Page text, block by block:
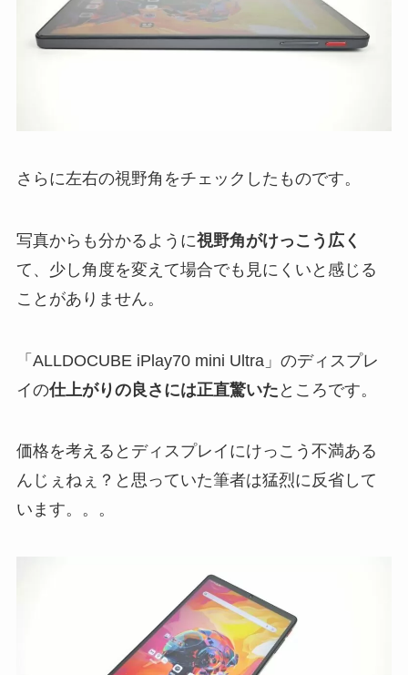
さらに左右の視野角をチェックしたものです。
写真からも分かるように視野角がけっこう広く
て、少し角度を変えて場合でも見にくいと感じる
ことがありません。
「ALLDOCUBE iPlay70 mini Ultra」のディスプレ
イの仕上がりの良さには正直驚いた ところです。
価格を考えるとディスプレイにけっこう不満ある
んじぇねぇ？と思っていた筆者は猛烈に反省して
います。。。